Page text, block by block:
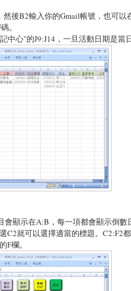
後B2輸入你的Gmail帳號，也可以
。
中心"的J9:J14，一旦活動日期是當
會顯示在A:B，每一項都會顯示倒數
C2就可以選擇適當的標題。C2:F2都
F欄。